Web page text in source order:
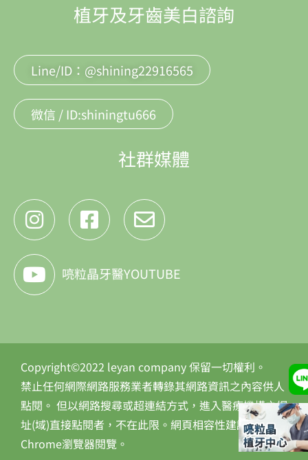
植牙及牙齒美白諮詢
Line/ID：@shining22916565
微信 / ID:shiningtu666
社群媒體
喨粒晶牙醫YOUTUBE
Copyright©2022 leyan company 保留一切權利。
禁止任何網際網路服務業者轉錄其網路資訊之內容供人
點閱。 但以網路搜尋或超連結方式，進入醫療機構之網
址(域)直接點閱者，不在此限。網頁相容性建議使用
Chrome瀏覽器閱覽。